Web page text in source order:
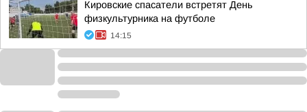
Кировские спасатели встретят День
физкультурника на футболе
14:15